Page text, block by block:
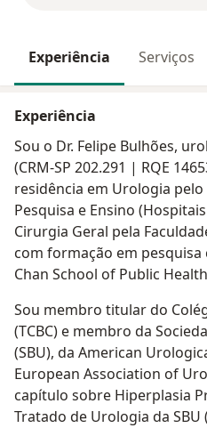
Experiência Serviços
Experiência
Sou o Dr. Felipe Bulhões,
(CRM-SP 202.291 | RQE
residência em Urologia
Pesquisa e Ensino
Cirurgia Geral pela
com formação em pesquisa
Chan School of Public
Sou membro titular do
(TCBC) e membro da
(SBU), da American
European Association of
capítulo sobre Hiperplasia
Tratado de Urologia da SBU